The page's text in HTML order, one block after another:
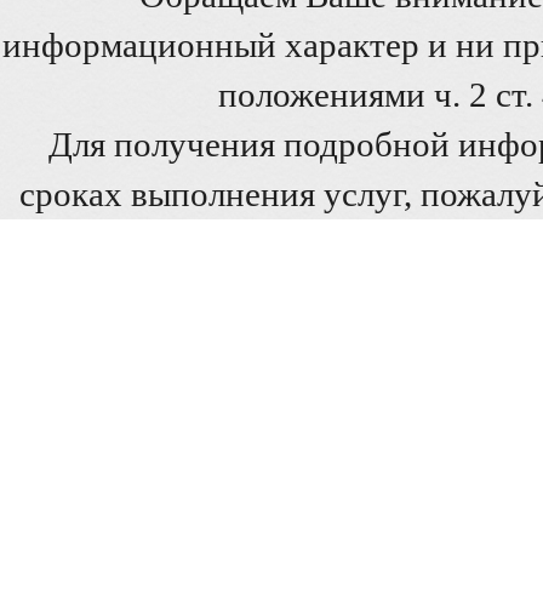
информационный характер и ни
положениями ч. 2
Для получения подробной
сроках выполнения услуг,